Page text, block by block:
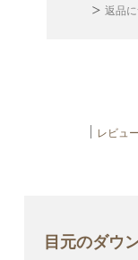
返品
レビュ
目元のダウ